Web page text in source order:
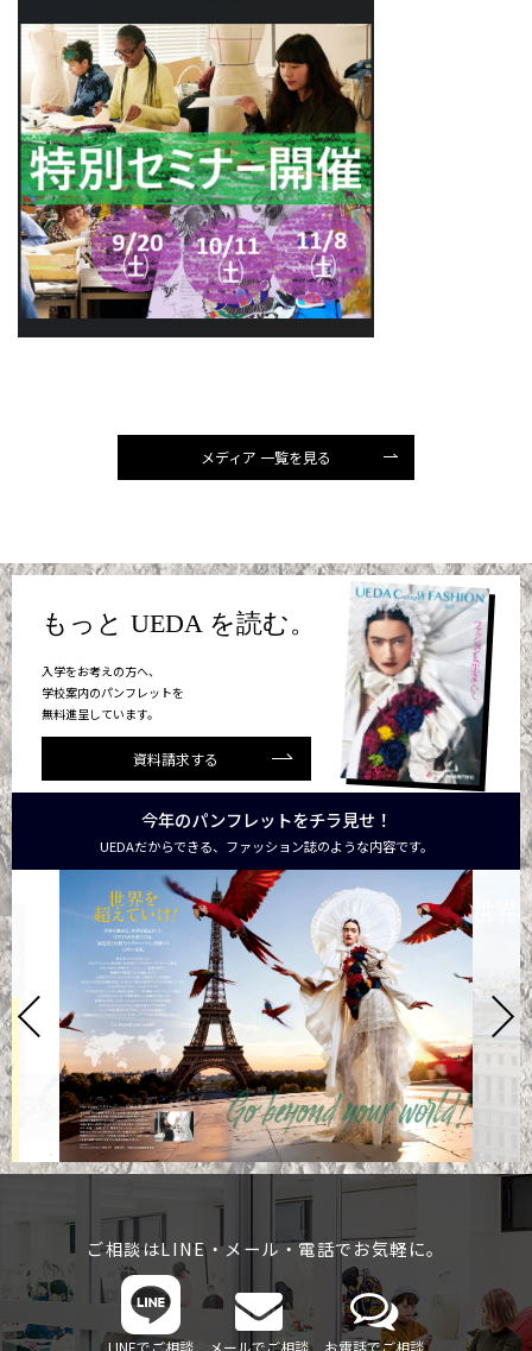
メディア 一覧を見る
もっと UEDA を読む。
入学をお考えの方へ、
学校案内のパンフレットを
無料進呈しています。
資料請求する
今年のパンフレットをチラ見せ！
UEDAだからできる、ファッション誌のような内容です。
ご相談はLINE・メール・電話でお気軽に。
LINEでご相談 メールでご相談 お電話でご相談